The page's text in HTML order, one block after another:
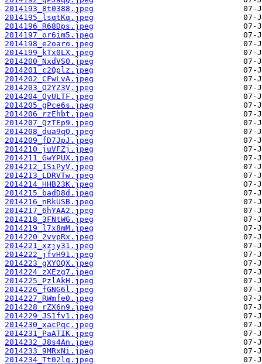
2014193_8t0388.jpeg
2014195_lsqtKq.jpeg
2014196_R68Dps.jpeg
2014197_or6im5.jpeg
2014198_e2oaro.jpeg
2014199_kTx0LX.jpeg
2014200_NxdVSO.jpeg
2014201_c2Qplz.jpeg
2014202_CFwLvA.jpeg
2014203_O2YZ3V.jpeg
2014204_OyULTF.jpeg
2014205_gPce6s.jpeg
2014206_rzEhbt.jpeg
2014207_QzTEp9.jpeg
2014208_dua9qO.jpeg
2014209_fD7JpJ.jpeg
2014210_juVFZj.jpeg
2014211_GwYPUX.jpeg
2014212_ISiPyV.jpeg
2014213_LDRVTw.jpeg
2014214_HHB23K.jpeg
2014215_badD8d.jpeg
2014216_nRkUSB.jpeg
2014217_6hYAA2.jpeg
2014218_3FNtWG.jpeg
2014219_l7x8mM.jpeg
2014220_2vvpRx.jpeg
2014221_xzjy31.jpeg
2014222_jfvH91.jpeg
2014223_gXYOQX.jpeg
2014224_zXEzg7.jpeg
2014225_PzlAkH.jpeg
2014226_fGNG6l.jpeg
2014227_RWmfe0.jpeg
2014228_rZX6n9.jpeg
2014229_JS1fv1.jpeg
2014230_xacPqc.jpeg
2014231_PaATIK.jpeg
2014232_J8s4An.jpeg
2014233_9MRxNi.jpeg
2014234_Tt02lq.jpeg